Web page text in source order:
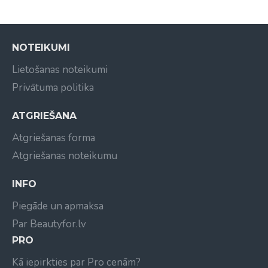
Ja nokļūst acīs, rūpīgi izskalojiet tās ar ūdeni.
NOTEIKUMI
Lietošanas noteikumi
Privātuma politika
ATGRIEŠANA
Atgriešanas forma
Atgriešanas noteikumu
INFO
Piegāde un apmaksa
Par Beautyfor.lv
PRO
Kā iepirkties par Pro cenām?